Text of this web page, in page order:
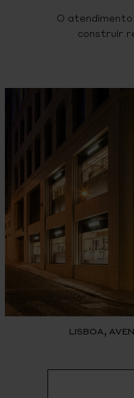
O atendimento
construir
LISBOA,